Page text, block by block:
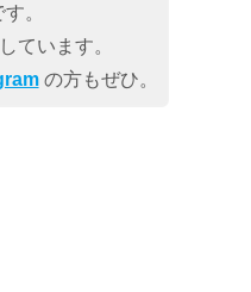
。
ています。
の方もぜひ。